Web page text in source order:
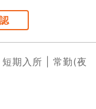
期入所 | 常勤(夜